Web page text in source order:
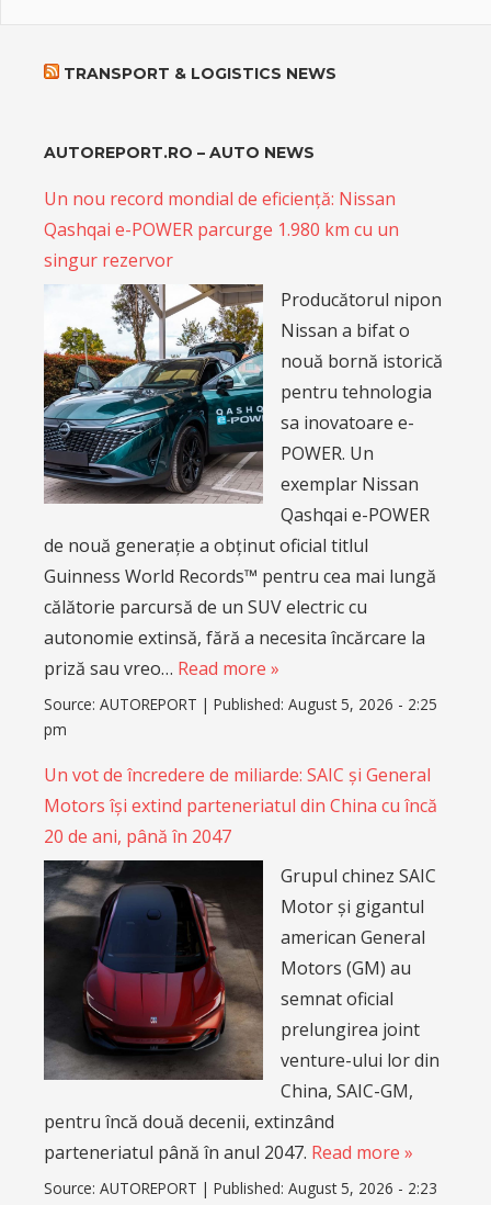
TRANSPORT & LOGISTICS NEWS
AUTOREPORT.RO – AUTO NEWS
Un nou record mondial de eficiență: Nissan
Qashqai e-POWER parcurge 1.980 km cu un
singur rezervor
Producătorul nipon
Nissan a bifat o
nouă bornă istorică
pentru tehnologia
sa inovatoare e-
POWER. Un
exemplar Nissan
Qashqai e-POWER
de nouă generație a obținut oficial titlul
Guinness World Records™ pentru cea mai lungă
călătorie parcursă de un SUV electric cu
autonomie extinsă, fără a necesita încărcare la
priză sau vreo… Read more »
Source: AUTOREPORT | Published: August 5, 2026 - 2:25
pm
Un vot de încredere de miliarde: SAIC și General
Motors își extind parteneriatul din China cu încă
20 de ani, până în 2047
Grupul chinez SAIC
Motor și gigantul
american General
Motors (GM) au
semnat oficial
prelungirea joint
venture-ului lor din
China, SAIC-GM,
pentru încă două decenii, extinzând
parteneriatul până în anul 2047. Read more »
Source: AUTOREPORT | Published: August 5, 2026 - 2:23